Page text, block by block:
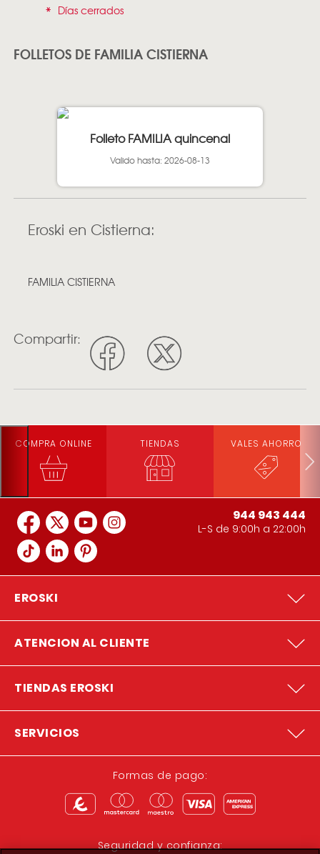
* Días cerrados
FOLLETOS DE FAMILIA CISTIERNA
Folleto FAMILIA quincenal
Valido hasta: 2026-08-13
Eroski en Cistierna:
FAMILIA CISTIERNA
Compartir:
COMPRA ONLINE TIENDAS VALES AHORRO
944 943 444
L-S de 9:00h a 22:00h
EROSKI
ATENCION AL CLIENTE
TIENDAS EROSKI
SERVICIOS
Formas de pago:
Seguridad y confianza: